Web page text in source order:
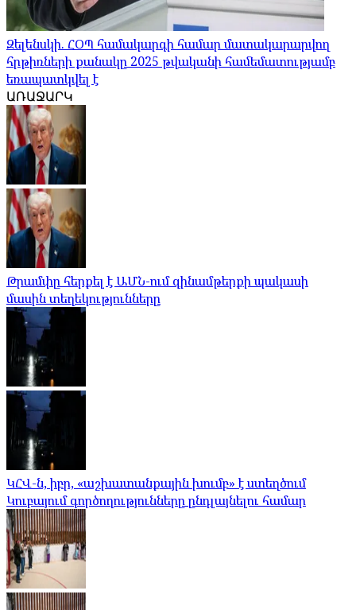
Զելենսկի. ՀՕՊ համակարգի համար մատակարարվող
հրթիռների քանակը 2025 թվականի համեմատությամբ
եռապատկվել է
ԱՌԱՋԱՐԿ
Թրամփը հերքել է ԱՄՆ-ում զինամթերքի պակասի
մասին տեղեկությունները
ԿՀՎ-ն, իբր, «աշխատանքային խումբ» է ստեղծում
Կուբայում գործողությունները ընդլայնելու համար